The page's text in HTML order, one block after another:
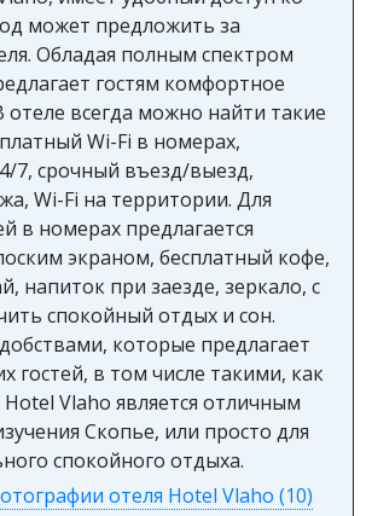
может предложить за
Обладая полным спектром
гостям комфортное
всегда можно найти такие
Wi-Fi в номерах,
7, срочный въезд/выезд,
Wi-Fi на территории. Для
в номерах предлагается
экраном, бесплатный кофе,
напиток при заезде, зеркало, с
спокойный отдых и сон.
которые предлагает
гостей, в том числе такими, как
Vlaho является отличным
Скопье, или просто для
спокойного отдыха.
отеля Hotel Vlaho (10)